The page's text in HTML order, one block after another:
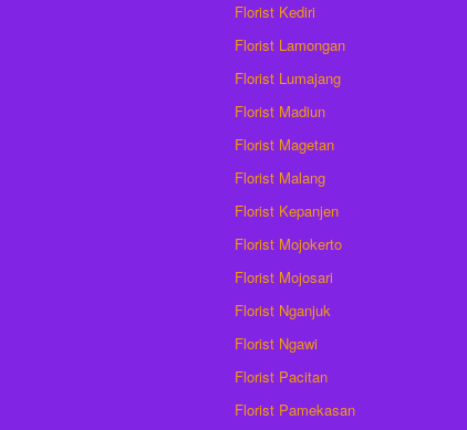
Florist Kediri
Florist Lamongan
Florist Lumajang
Florist Madiun
Florist Magetan
Florist Malang
Florist Kepanjen
Florist Mojokerto
Florist Mojosari
Florist Nganjuk
Florist Ngawi
Florist Pacitan
Florist Pamekasan